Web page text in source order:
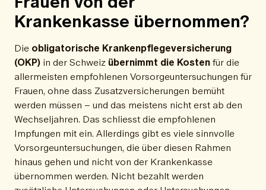
Krankenkasse übernommen?
Die obligatorische Krankenpflegeversicherung
(OKP) in der Schweiz übernimmt die Kostenfür die
allermeisten empfohlenen Vorsorgeuntersuchungen für
Frauen, ohne dass Zusatzversicherungen bemüht
werden müssen – und das meistens nicht erst ab den
Wechseljahren. Das schliesst die empfohlenen
Impfungen mit ein. Allerdings gibt es viele sinnvolle
Vorsorgeuntersuchungen, die über diesen Rahmen
hinaus gehen und nicht von der Krankenkasse
übernommen werden. Nicht bezahlt werden